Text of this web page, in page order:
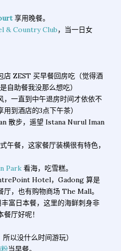
享用晚餐。
& Country Club，当一日女
店 ZEST 买早餐回房吃（觉得酒
自助餐我没那么想吃）
，一直到中午退房时间才依依不
到酒店的3点下午茶）
散步，遥望 Istana Nurul Iman
午餐，这家餐厅装横很有特色，
Park 看海，吃雪糕。
Hotel，Gadong 算是
，也有购物商场 The Mall。
富日本餐，这里的海鲜刺身非
厅好呢！
所以没什么时间游玩）
当早餐。